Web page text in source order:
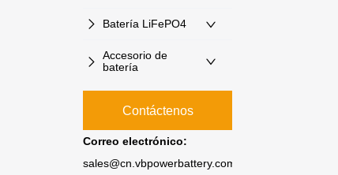
Batería LiFePO4
Accesorio de
batería
Contáctenos
Correo electrónico:
sales@cn.vbpowerbattery.com